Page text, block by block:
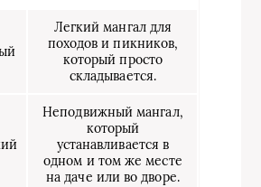
Легкий мангал для
походов и пикников,
который просто
складывается.
Неподвижный мангал,
который
устанавливается в
одном и том же месте
на даче или во дворе.